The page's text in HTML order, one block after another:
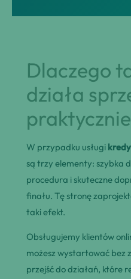
Dlaczego
działa
praktycznie
W przypadku usługi
są trzy elementy: szybka
procedura i skuteczne
finału. Tę stronę
taki efekt.
Obsługujemy klientów
możesz wystartować bez
przejść do działań, które